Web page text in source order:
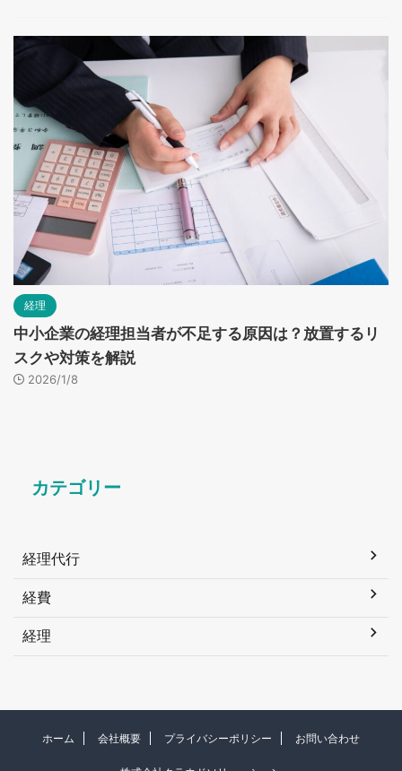
経理
中小企業の経理担当者が不足する原因は？放置するリ
スクや対策を解説
2026/1/8
カテゴリー
経理代行
経費
経理
ホーム 会社概要 プライバシーポリシー お問い合わせ